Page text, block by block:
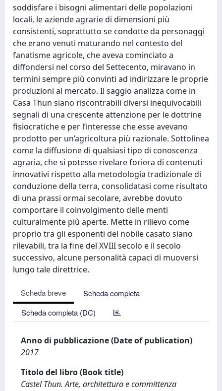
soddisfare i bisogni alimentari delle popolazioni
locali, le aziende agrarie di dimensioni più
consistenti, soprattutto se condotte da personaggi
che erano venuti maturando nel contesto del
fanatisme agricole, che aveva cominciato a
diffondersi nel corso del Settecento, miravano in
termini sempre più convinti ad indirizzare le proprie
produzioni al mercato. Il saggio analizza come in
Casa Thun siano riscontrabili diversi inequivocabili
segnali di una crescente attenzione per le dottrine
fisiocratiche e per l’interesse che esse avevano
prodotto per un’agricoltura più razionale. Sottolinea
come la diffusione di qualsiasi tipo di conoscenza
agraria, che si potesse rivelare foriera di contenuti
innovativi rispetto alla metodologia tradizionale di
conduzione della terra, consolidatasi come risultato
di una prassi ormai secolare, avrebbe dovuto
comportare il coinvolgimento delle menti
culturalmente più aperte. Mette in rilievo come
proprio tra gli esponenti del nobile casato siano
rilevabili, tra la fine del XVIII secolo e il secolo
successivo, alcune personalità capaci di muoversi
lungo tale direttrice.
Scheda breve
Scheda completa
Scheda completa (DC)
Anno di pubblicazione (Date of publication)
2017
Titolo del libro (Book title)
Castel Thun. Arte, architettura e committenza